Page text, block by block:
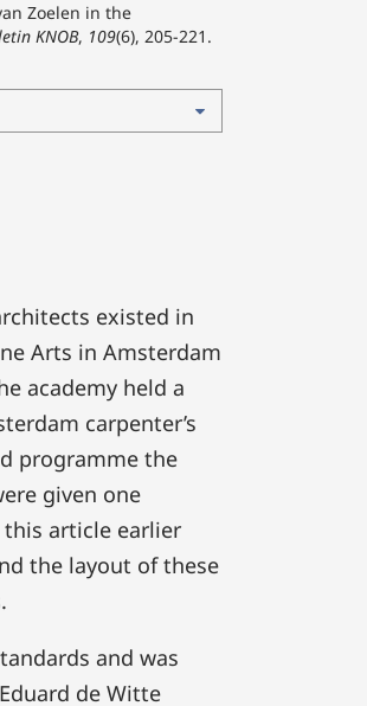
Zoelen in the
KNOB, 109(6), 205-221.
existed in
Arts in Amsterdam
academy held a
carpenter’s
programme the
given one
article earlier
the layout of these
and was
de Witte